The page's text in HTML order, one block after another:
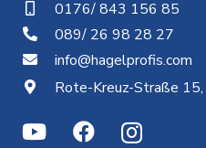
0176/ 843 156 85
089/ 26 98 28 27
info@hagelprofis.com
Rote-Kreuz-Straße